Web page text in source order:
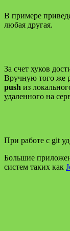
В примере
любая другая.
За счет хуков
Вручную того же
push из
удаленного на
При работе с git
Большие
систем таких как